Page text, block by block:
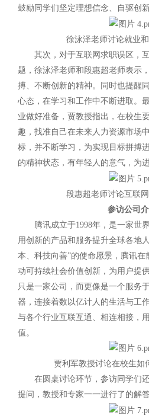
鼓励同学们坚定理想信念、自驱创
徐泳泽老师讨论就业
其次，对于互联网求职误区，
题，徐泳泽老师和段惠超老师表示
搏、不断创新的精神。同时也提醒
心态，在学习和工作中不断进取。
业做好准备，贾教授指出，在校生
趣，找准自己在未来人力资源市场
标，并不断学习，为实现目标拼搏
的精神状态，有年轻人的意气，为
段惠超老师讨论互联
参访公司
腾讯成立于1998年，是一家世
用创新的产品和服务提升全球各地
本、科技向善”的使命愿景，腾讯
动可持续社会价值创新，为用户提
只是一家公司，而更像是一个服务
器，连接着数以亿计人的生活与工
与各个行业互联互通、相连相接，
值。
贾利军教授讨论在校生如
在圆桌讨论环节，参访同学们
提问，教授和专家一一进行了的解